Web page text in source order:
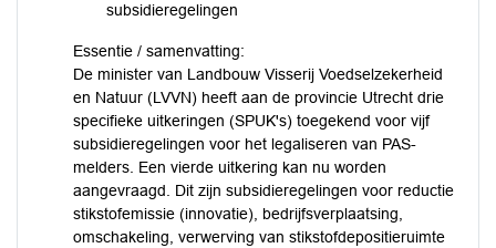
subsidieregelingen
Essentie / samenvatting:
De minister van Landbouw Visserij Voedselzekerheid
en Natuur (LVVN) heeft aan de provincie Utrecht drie
specifieke uitkeringen (SPUK's) toegekend voor vijf
subsidieregelingen voor het legaliseren van PAS-
melders. Een vierde uitkering kan nu worden
aangevraagd. Dit zijn subsidieregelingen voor reductie
stikstofemissie (innovatie), bedrijfsverplaatsing,
omschakeling, verwerving van stikstofdepositieruimte